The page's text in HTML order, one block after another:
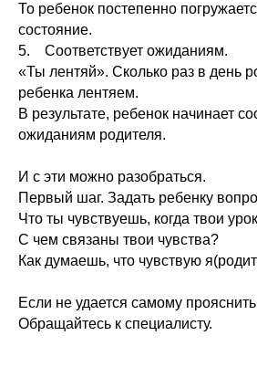
То ребенок постепенно
состояние.
5. Соответствует ожиданиям.
«Ты лентяй». Сколько раз в день
ребенка лентяем.
В результате, ребенок начинает
ожиданиям родителя.
И с эти можно разобраться.
Первый шаг. Задать ребенку
Что ты чувствуешь, когда твои
С чем связаны твои чувства?
Как думаешь, что чувствую
Если не удается самому
Обращайтесь к специалисту.